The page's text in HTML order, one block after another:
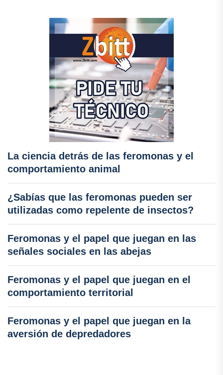
La ciencia detrás de las feromonas y el
comportamiento animal
¿Sabías que las feromonas pueden ser
utilizadas como repelente de insectos?
Feromonas y el papel que juegan en las
señales sociales en las abejas
Feromonas y el papel que juegan en el
comportamiento territorial
Feromonas y el papel que juegan en la
aversión de depredadores